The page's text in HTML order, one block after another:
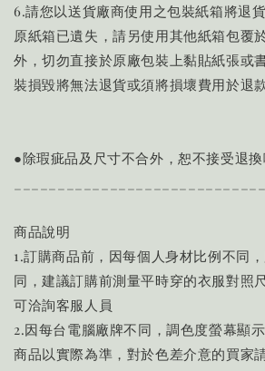
6.請您以送貨廠商使用之包裝紙箱將退
原紙箱已遺失，請另使用其他紙箱包覆
外，切勿直接於原廠包裝上黏貼紙張或
裝損毀將無法退貨或須將損壞費用於退
●除瑕疵品及尺寸不合外，恕不接受退
商品說明
1.訂購商品前，因每個人身材比例不同
同，建議訂購前測量平時穿的衣服對照
可洽詢客服人員
2.因每台電腦廠牌不同，調色度螢幕顯
商品以實際為準，對於色差介意的買家